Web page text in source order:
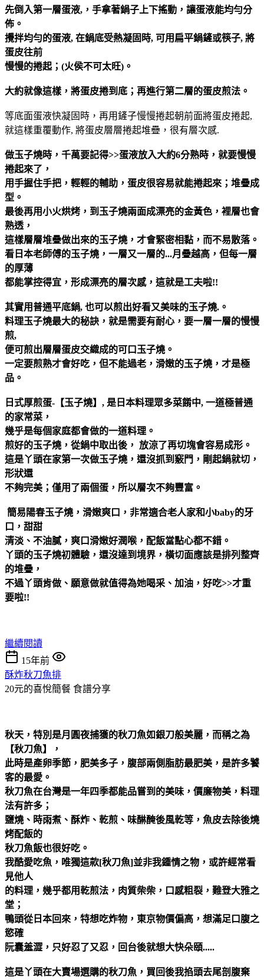
先倒入第一層蛋液,，手拿著鍋子上下搖動，讓蛋液能均勻分
佈。
攪拌均勻的蛋液, 在鍋底受熱凝固時, 可用扁平鍋鏟或筷子, 將
蛋皮往前
慢慢的捲起；(火侯不可太旺)。
大約就像這樣，將蛋皮捲到底；再進行第二層的蛋皮煎法。
等底面蛋液快凝固時，再用鏟子慢慢捲起朝前面將蛋皮捲起,
就這樣重覆動作, 將蛋皮層層捲起堆疊，很有層次感.
做玉子燒時，千萬要記得>>蛋液放入大約6分熟時，就要慢慢
捲起來了，
用手握住手把，輕輕的輔助，蛋皮很容易就能捲起來；堆疊成
型。
最後再用小火烘烤，到玉子燒兩面成漂亮的金黃色，裡層也會
熟透，
這樣層層堆疊做出來的玉子燒，才會緊密相黏，而不易散落。
看日本老師傅的玉子燒，一層又一層的...月疊越高，但每一層
的厚薄
都能掌控得宜，形成漂亮的層次感，這就是工夫啦!!
其實用普通平底鍋, 也可以煎出好看又美味的玉子燒.。
料理玉子燒最大的秘訣，就是需要有耐心，要一層一層的慢慢
煎,
便可煎出層層蛋皮交織成的可口玉子燒。
一定要煎熟才會好吃，但不能過老，滑嫩的玉子燒，才是極
品。
日式厚煎蛋-【玉子燒】, 是日本料理眾多菜餚中, 一道極普通
的家常菜，
幾乎是每個家庭都會做的一道料理。
煎好的玉子燒，從鍋中取出後， 放涼了再切塊會容易成形。
這是丫頭在家第一次做玉子燒，還沒抓到竅門，剛起鍋就切，
形狀還
不夠完美；僅用了兩個蛋，所以層次不夠豐富。
簡易陽春玉子燒，滑嫩爽口，非常適合老人家和小baby的牙
口，甜甜
清淡、不油膩，爽口滑嫩好潤喉，配飯當點心都不錯。
丫頭的玉子燒初體驗，還沒達到境界，橫切面應該是排列整齊
的堆疊，
不過丫頭肯做、願意做就值得為她喝采、加油，好吃>>才重
要啦!!
繼續閱讀
15年前
酥炸秋刀魚排
20元的喜悅簡餐 食譜分享
秋天，特別是月圓夜捕獲的秋刀魚如銀刀般美麗，而稱之為
【秋刀魚】，
此時是產卵季節，肥美多子，腹部兩側脂肪最肥美，是許多饕
客的最愛。
秋刀魚在台灣是一年四季都能品嘗到的美味，價廉物美，料理
法有許多；
鹽燒、時雨煮、酥炸、乾煎、味醂醃後風乾等，魚皮去除後燒
烤配飯的
秋刀魚飯也很好吃。
我酷愛吃魚，唯獨這款[秋刀魚]並非我鍾情之物，或許經常看
見他人
的料理，幾乎都用乾煎法，肉質柴柴，口感粗裂，難登大雅之
堂；
鴨頭從日本回來，特想吃炸物，東京物價偏高，想滿足口腹之
慾確
阮囊羞澀，只好忍了又忍，回台後就想大快朵頤.....
這是丫頭在大賣場選購的秋刀魚，買回後我掐頭去尾剖腹棄